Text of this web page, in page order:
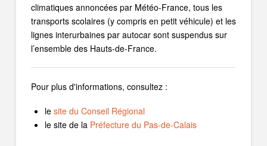
climatiques annoncées par Météo-France, tous les
transports scolaires (y compris en petit véhicule) et les
lignes interurbaines par autocar sont suspendus sur
l’ensemble des Hauts-de-France.
Pour plus d'informations, consultez :
lesite du Conseil Régional
le site de la Préfecture du Pas-de-Calais